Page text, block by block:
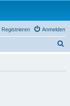
Anmelden
Registrieren